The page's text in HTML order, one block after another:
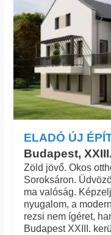
ELADÓ ÚJ
Budapest,
Zöld jövő. Okos
Soroksáron.
ma valóság.
nyugalom, a
rezsi nem ígéret,
Budapest XXIII.